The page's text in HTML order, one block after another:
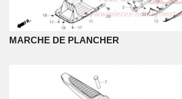
MARCHE DE PLANCHER